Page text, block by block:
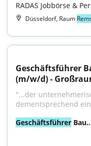
RADAS Jobbörse &
Düsseldorf, Raum
Geschäftsführer
(m/w/d) -
"...der
dementsprechend
Geschäftsführer